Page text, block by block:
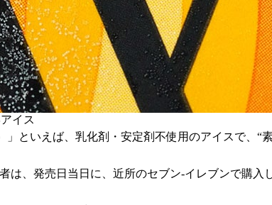
イス
」といえば、乳化剤・安定剤不使用のアイスで、“
は、発売日当日に、近所のセブン-イレブンで購入